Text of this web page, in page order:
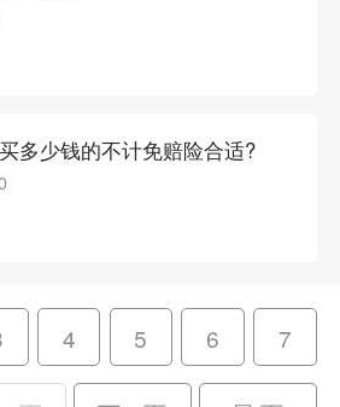
多少钱的不计免赔险合适?
4 5 6 7